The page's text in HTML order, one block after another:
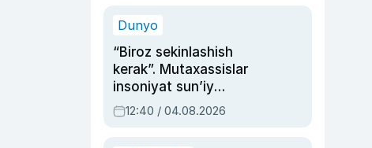
Dunyo
“Biroz sekinlashish
kerak”. Mutaxassislar
insoniyat sun’iy
intellektni boshqara
olmay qolishidan xavotir
12:40 / 04.08.2026